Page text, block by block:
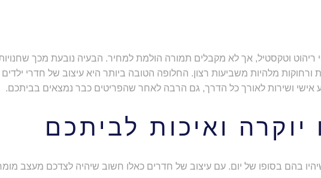
וטקסטיל, אך לא מקבלים תמורה הולמת למחיר. הבעיה נובעת מכך
מלהיות משביעות רצון. החלופה הטובה ביותר היא עיצוב של חדרי ילדים
אישי ושירות לאורך כל הדרך, גם הרבה לאחר שהפריטים כבר נמצאים בביתכם.
יוקרה ואיכות לביתכם
בהם בסופו של יום. עם עיצוב של חדרים כאלו חשוב שיהיה לצדכם מעצב